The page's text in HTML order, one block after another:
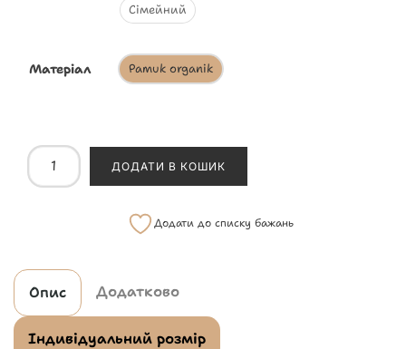
Сімейний
Матеріал Pamuk organik
ДОДАТИ В КОШИК
Додати до списку бажань
Опис Додатково
Індивідуальний розмір